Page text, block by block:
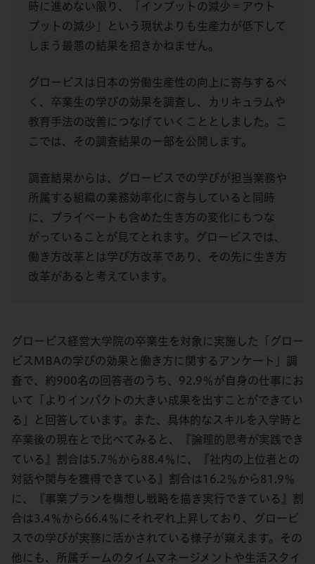
時に進めない限り、「インプットの減少＝アウト
プットの減少」という現状よりも生産力が低下して
しまう最悪の結果を招きかねません。
グロービスは日本の労働生産性の向上に寄与するべ
く、卒業生の学びの効果を調査し、カリキュラムや
教育手法の改善につなげていくこととしました。こ
こでは、その調査結果の一部を公開します。
調査結果からは、グロービスでの学びが担当業務や
所属する組織の業務効率化に寄与していると同時
に、プライベートも含めた生き方の変化にもつな
がっていることが見てとれます。グロービスでは、
働き方改革とは学び方改革であり、その先に生き方
改革があると考えています。
グロービス経営大学院の卒業生を対象に実施した「グロー
ビスMBAの学びの効果と働き方に関するアンケート」調
査で、約900名の回答者のうち、92.9％が自身の仕事にお
いて「よりインパクトの大きい成果を出すことができてい
る」と回答しています。また、具体的なスキルを入学時と
卒業後の現在とで比べてみると、『論理的思考が実践でき
ている』割合は5.7％から88.4％に、『社内の上位者との
対話や関与を獲得できている』割合は16.2％から81.9％
に、『事業プランを構想し戦略を描き実行できている』割
合は3.4％から66.4％にそれぞれ上昇しており、グロービ
スでの学びが実務に活かされている様子が窺えます。その
他にも、所属チームのタイムマネージメントや生活スタイ